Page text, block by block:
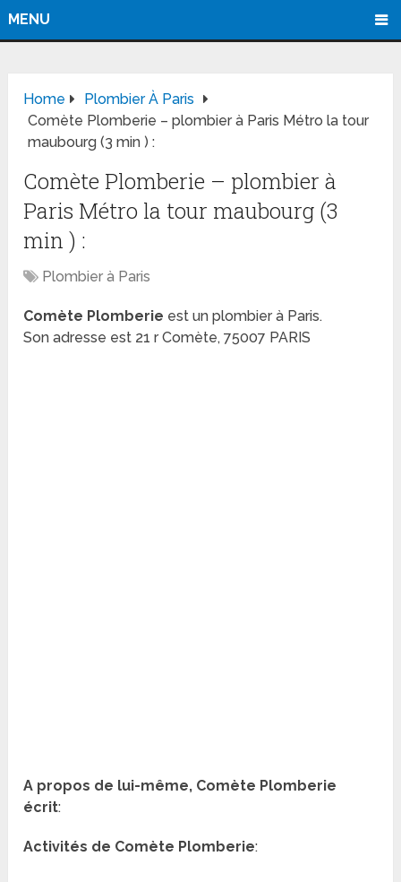
MENU
Home
Plombier À Paris
Comète Plomberie – plombier à Paris Métro la tour
maubourg (3 min ) :
Comète Plomberie – plombier à
Paris Métro la tour maubourg (3
min ) :
Plombier à Paris
Comète Plomberie est un plombier à Paris.
Son adresse est 21 r Comète, 75007 PARIS
A propos de lui-même, Comète Plomberie
écrit:
Activités de Comète Plomberie: